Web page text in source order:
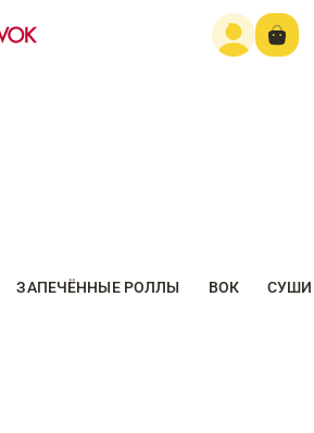
ЗАПЕЧЁННЫЕ РОЛЛЫ ВОК СУШИ